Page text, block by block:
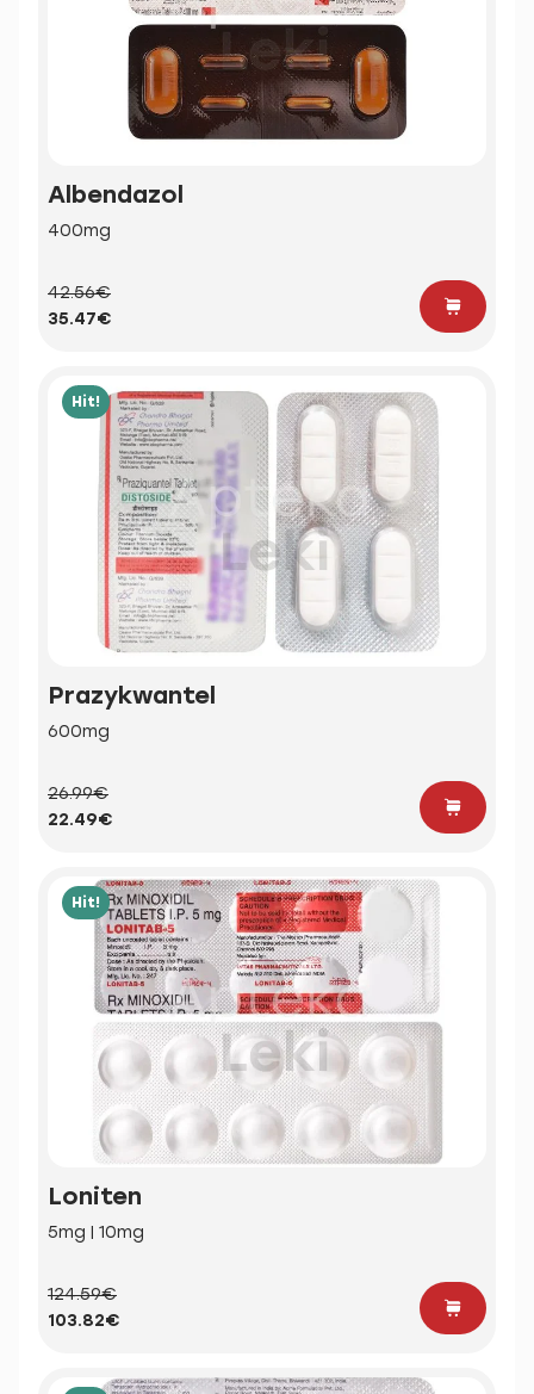
Albendazol
400mg
42.56€
35.47€
Hit!
Prazykwantel
600mg
26.99€
22.49€
Hit!
Loniten
5mg | 10mg
124.59€
103.82€